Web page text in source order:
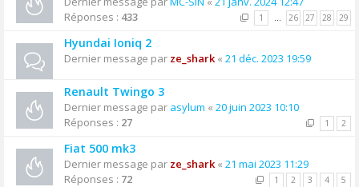
Réponses : 433 1 … 26 27 28 29
Hyundai Ioniq 2
Dernier message par ze_shark« 21 déc. 2023 19:59
Renault Twingo 3
Dernier message par asylum « 20 juin 2023 10:10
Réponses : 27 1 2
Fiat 500 mk3
Dernier message par ze_shark« 21 mai 2023 11:29
Réponses : 72 1 2 3 4 5